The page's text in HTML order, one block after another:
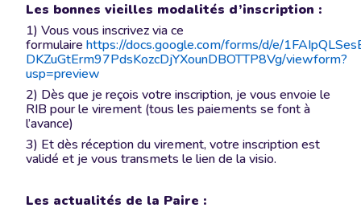
Les bonnes vieilles modalités d’inscription :
1) Vous vous inscrivez via ce
formulaire https://docs.google.com/forms/d/e/
DKZuGtErm97PdsKozcDjYXounDBOTTP8Vg/viewform?
usp=preview
2) Dès que je reçois votre inscription, je vous envoie le
RIB pour le virement (tous les paiements se font à
l’avance)
3) Et dès réception du virement, votre inscription est
validé et je vous transmets le lien de la visio.
Les actualités de la Paire :